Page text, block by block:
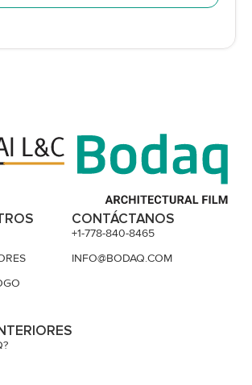
CONTÁCTANOS
+1-778-840-8465
INFO@BODAQ.COM